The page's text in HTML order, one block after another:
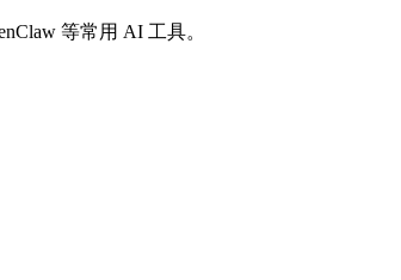
等常用 AI 工具。